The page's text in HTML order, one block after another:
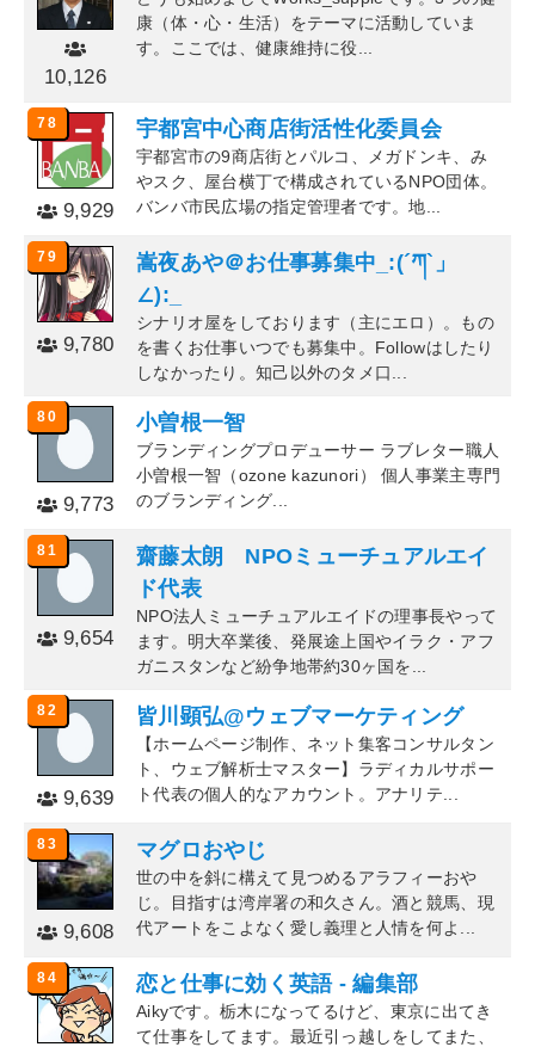
10,126
康（体・心・生活）をテーマに活動していま
す。ここでは、健康維持に役...
78
9,929
宇都宮中心商店街活性化委員会
宇都宮市の9商店街とパルコ、メガドンキ、み
やスク、屋台横丁で構成されているNPO団体。
バンバ市民広場の指定管理者です。地...
79
9,780
嵩夜あや＠お仕事募集中_:(´ཀ`」
∠):_
シナリオ屋をしております（主にエロ）。もの
を書くお仕事いつでも募集中。Followはしたり
しなかったり。知己以外のタメ口...
80
9,773
小曽根一智
ブランディングプロデューサー ラブレター職人
小曽根一智（ozone kazunori） 個人事業主専門
のブランディング...
81
9,654
齋藤太朗 NPOミューチュアルエイ
ド代表
NPO法人ミューチュアルエイドの理事長やって
ます。明大卒業後、発展途上国やイラク・アフ
ガニスタンなど紛争地帯約30ヶ国を...
82
9,639
皆川顕弘@ウェブマーケティング
【ホームページ制作、ネット集客コンサルタン
ト、ウェブ解析士マスター】ラディカルサポー
ト代表の個人的なアカウント。アナリテ...
83
9,608
マグロおやじ
世の中を斜に構えて見つめるアラフィーおや
じ。目指すは湾岸署の和久さん。酒と競馬、現
代アートをこよなく愛し義理と人情を何よ...
84 恋と仕事に効く英語 - 編集部
Aikyです。栃木になってるけど、東京に出てき
て仕事をしてます。最近引っ越しをしてまた、